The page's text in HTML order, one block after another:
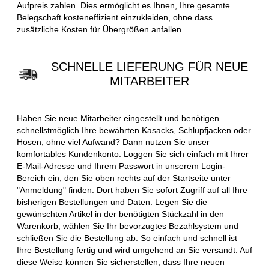
Aufpreis zahlen. Dies ermöglicht es Ihnen, Ihre gesamte
Belegschaft kosteneffizient einzukleiden, ohne dass
zusätzliche Kosten für Übergrößen anfallen.
SCHNELLE LIEFERUNG FÜR NEUE
MITARBEITER
Haben Sie neue Mitarbeiter eingestellt und benötigen
schnellstmöglich Ihre bewährten Kasacks, Schlupfjacken oder
Hosen, ohne viel Aufwand? Dann nutzen Sie unser
komfortables Kundenkonto. Loggen Sie sich einfach mit Ihrer
E-Mail-Adresse und Ihrem Passwort in unserem Login-
Bereich ein, den Sie oben rechts auf der Startseite unter
"Anmeldung" finden. Dort haben Sie sofort Zugriff auf all Ihre
bisherigen Bestellungen und Daten. Legen Sie die
gewünschten Artikel in der benötigten Stückzahl in den
Warenkorb, wählen Sie Ihr bevorzugtes Bezahlsystem und
schließen Sie die Bestellung ab. So einfach und schnell ist
Ihre Bestellung fertig und wird umgehend an Sie versandt. Auf
diese Weise können Sie sicherstellen, dass Ihre neuen